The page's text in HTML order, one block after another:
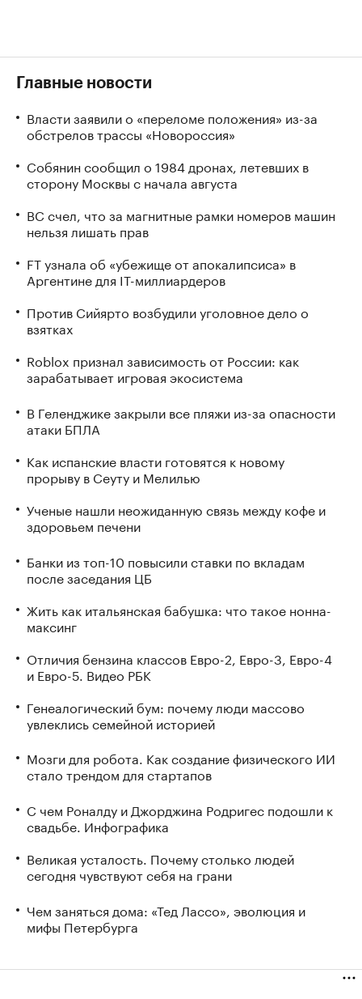
Главные новости
Власти заявили о «переломе положения» из-за
обстрелов трассы «Новороссия»
Собянин сообщил о 1984 дронах, летевших в
сторону Москвы с начала августа
ВС счел, что за магнитные рамки номеров машин
нельзя лишать прав
FT узнала об «убежище от апокалипсиса» в
Аргентине для IT-миллиардеров
Против Сийярто возбудили уголовное дело о
взятках
Roblox признал зависимость от России: как
зарабатывает игровая экосистема
В Геленджике закрыли все пляжи из-за опасности
атаки БПЛА
Как испанские власти готовятся к новому
прорыву в Сеуту и Мелилью
Ученые нашли неожиданную связь между кофе и
здоровьем печени
Банки из топ-10 повысили ставки по вкладам
после заседания ЦБ
Жить как итальянская бабушка: что такое нонна-
максинг
Отличия бензина классов Евро-2, Евро-3, Евро-4
и Евро-5. Видео РБК
Генеалогический бум: почему люди массово
увлеклись семейной историей
Мозги для робота. Как создание физического ИИ
стало трендом для стартапов
С чем Роналду и Джорджина Родригес подошли к
свадьбе. Инфографика
Великая усталость. Почему столько людей
сегодня чувствуют себя на грани
Чем заняться дома: «Тед Лассо», эволюция и
мифы Петербурга